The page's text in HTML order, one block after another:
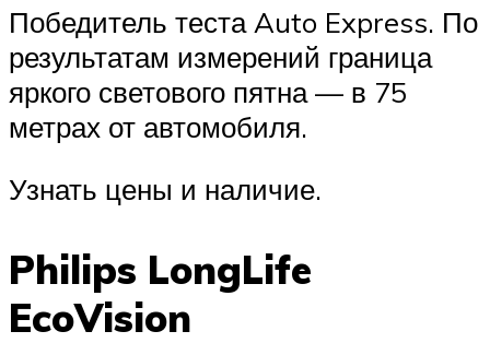
Победитель теста Auto Express. По
результатам измерений граница
яркого светового пятна — в 75
метрах от автомобиля.
Узнать цены и наличие.
Philips LongLife
EcoVision